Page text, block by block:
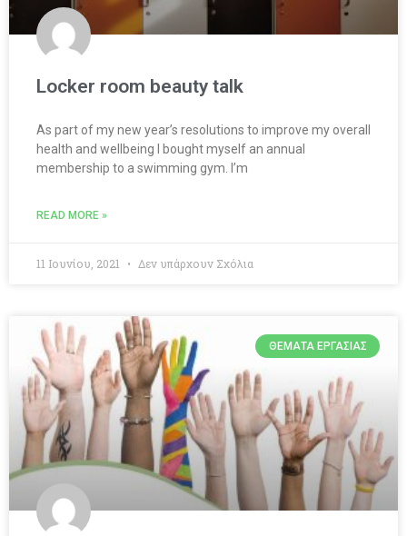
Locker room beauty talk
As part of my new year’s resolutions to improve my overall
health and wellbeing I bought myself an annual
membership to a swimming gym. I’m
READ MORE »
11 Ιουνίου, 2021 Δεν υπάρχουν Σχόλια
ΘΈΜΑΤΑ ΕΡΓΑΣΊΑΣ